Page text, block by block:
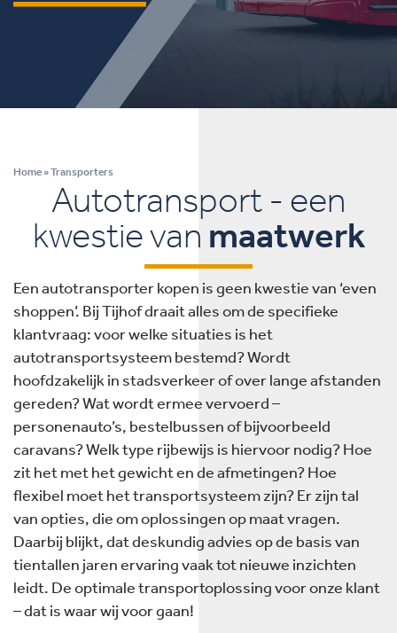
Home »Transporters
Autotransport - een
kwestie van maatwerk
Een autotransporter kopen is geen kwestie van ‘even
shoppen’. Bij Tijhof draait alles om de specifieke
klantvraag: voor welke situaties is het
autotransportsysteem bestemd? Wordt
hoofdzakelijk in stadsverkeer of over lange afstanden
gereden? Wat wordt ermee vervoerd –
personenauto’s, bestelbussen of bijvoorbeeld
caravans? Welk type rijbewijs is hiervoor nodig? Hoe
zit het met het gewicht en de afmetingen? Hoe
flexibel moet het transportsysteem zijn? Er zijn tal
van opties, die om oplossingen op maat vragen.
Daarbij blijkt, dat deskundig advies op de basis van
tientallen jaren ervaring vaak tot nieuwe inzichten
leidt. De optimale transportoplossing voor onze klant
– dat is waar wij voor gaan!